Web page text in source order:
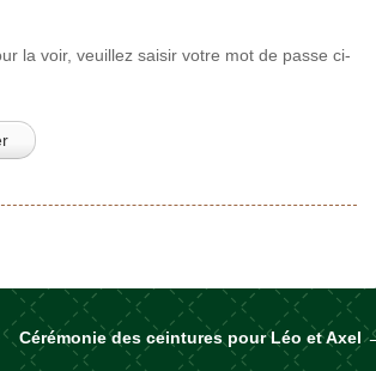
la voir, veuillez saisir votre mot de passe ci-
Cérémonie des ceintures pour Léo et Axel